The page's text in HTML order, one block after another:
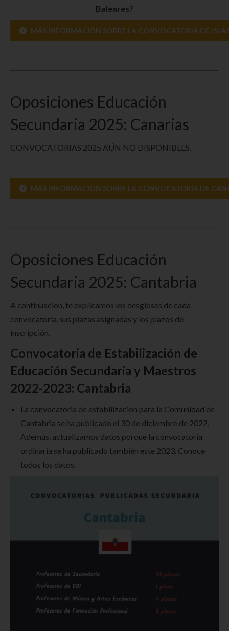
Baleares?
MÁS INFORMACIÓN SOBRE LA CONVOCATORIA DE
Oposiciones Educación
Secundaria 2025: Canarias
CONVOCATORIAS 2025 AÚN NO DISPONIBLES.
MÁS INFORMACIÓN SOBRE LA CONVOCATORIA DE
Oposiciones Educación
Secundaria 2025: Cantabria
A continuación, te explicamos los desgloses de cada
convocatoria, sus plazas asignadas y los plazos de
inscripción.
Convocatoria de Estabilización de
Educación Secundaria y Maestros
2022-2023: Cantabria
La convocatoria de estabilización para la Comunidad de
Cantabria se ha publicado el 30 de diciembre de 2022.
Además, actualizamos datos porque la convocatoria
ordinaria se ha publicado también este 2023. Conoce
todos los datos.